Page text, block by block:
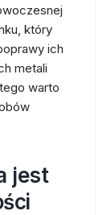
który
ich
metali
warto
jest